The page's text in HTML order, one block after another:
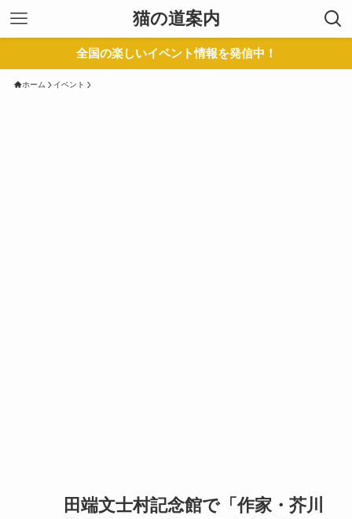
猫の道案内
全国の楽しいイベント情報を発信中！
ホーム イベント
田端文士村記念館で「作家・芥川